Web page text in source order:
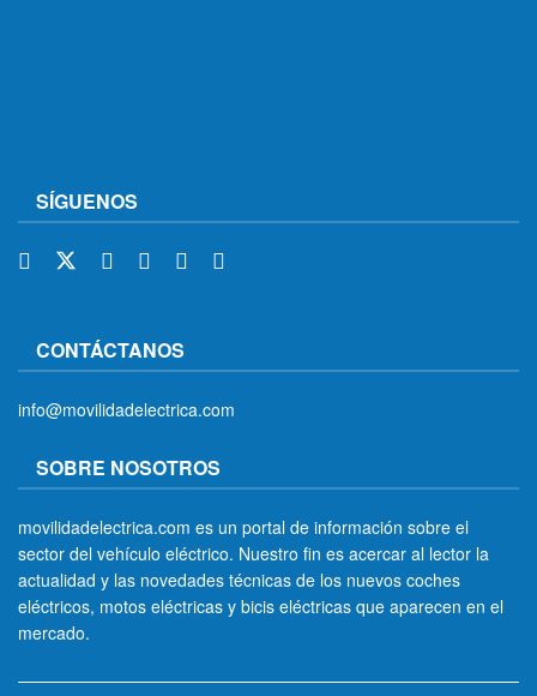
SÍGUENOS
CONTÁCTANOS
info@movilidadelectrica.com
SOBRE NOSOTROS
movilidadelectrica.com es un portal de información sobre el
sector del vehículo eléctrico. Nuestro fin es acercar al lector la
actualidad y las novedades técnicas de los nuevos coches
eléctricos, motos eléctricas y bicis eléctricas que aparecen en el
mercado.